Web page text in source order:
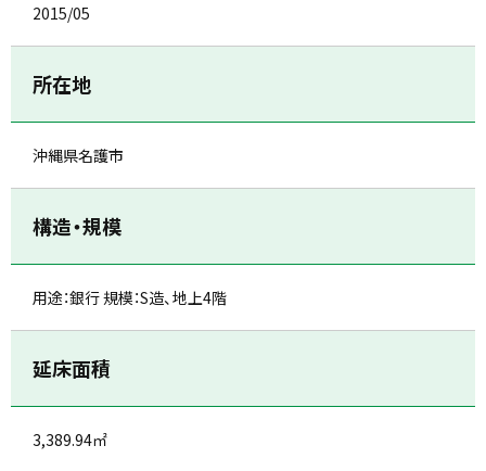
2015/05
所在地
沖縄県名護市
構造・規模
用途：銀行 規模：S造、地上4階
延床面積
3,389.94㎡